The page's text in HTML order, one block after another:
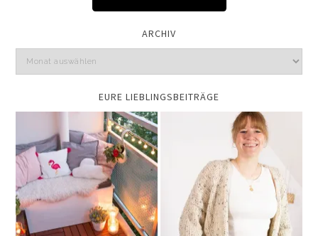
ARCHIV
EURE LIEBLINGSBEITRÄGE